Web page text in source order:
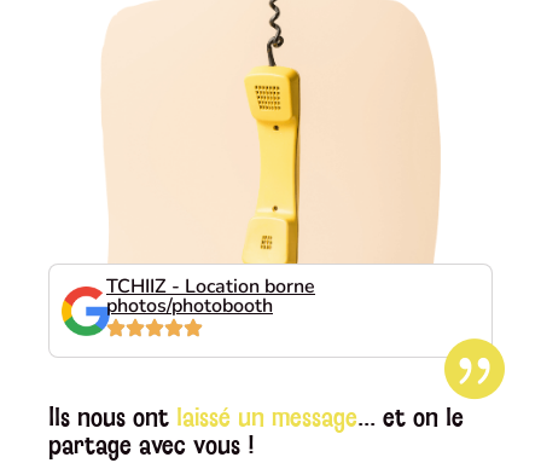
TCHIIZ - Location borne
photos/photobooth
Ils nous ont laissé un message... et on le
partage avec vous !